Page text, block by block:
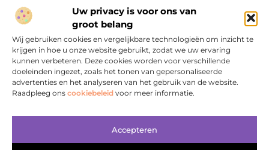
Uw privacy is voor ons van
groot belang
Wij gebruiken cookies en vergelijkbare technologieën om inzicht te
krijgen in hoe u onze website gebruikt, zodat we uw ervaring
kunnen verbeteren. Deze cookies worden voor verschillende
doeleinden ingezet, zoals het tonen van gepersonaliseerde
advertenties en het analyseren van het gebruik van de website.
Raadpleeg ons cookiebeleid voor meer informatie.
Accepteren
Vind Ons Hier :
Beroemdheden Uit de Media Partners Over ons
Contact Aanmelden Website index Cookiebeleid (EU)
Geld verdienen met je website: zo bouw je aan online inkomsten